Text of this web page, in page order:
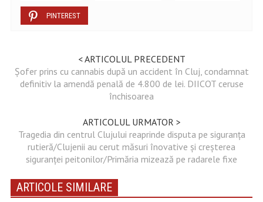
PINTEREST
< ARTICOLUL PRECEDENT
Șofer prins cu cannabis după un accident în Cluj, condamnat
definitiv la amendă penală de 4.800 de lei. DIICOT ceruse
închisoarea
ARTICOLUL URMATOR >
Tragedia din centrul Clujului reaprinde disputa pe siguranța
rutieră/Clujenii au cerut măsuri înovative și creșterea
siguranței peitonilor/Primăria mizează pe radarele fixe
ARTICOLE SIMILARE